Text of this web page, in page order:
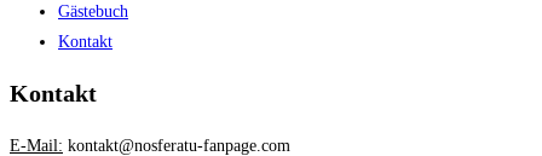
Gästebuch
Kontakt
Kontakt
E-Mail: kontakt@nosferatu-fanpage.com